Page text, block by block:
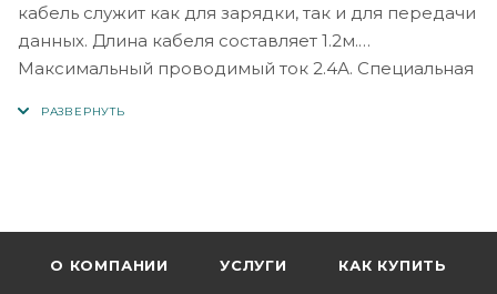
кабель служит как для зарядки, так и для передачи
данных. Длина кабеля составляет 1.2м.
Максимальный проводимый ток 2.4А. Специальная
О КОМПАНИИ УСЛУГИ КАК КУПИТЬ